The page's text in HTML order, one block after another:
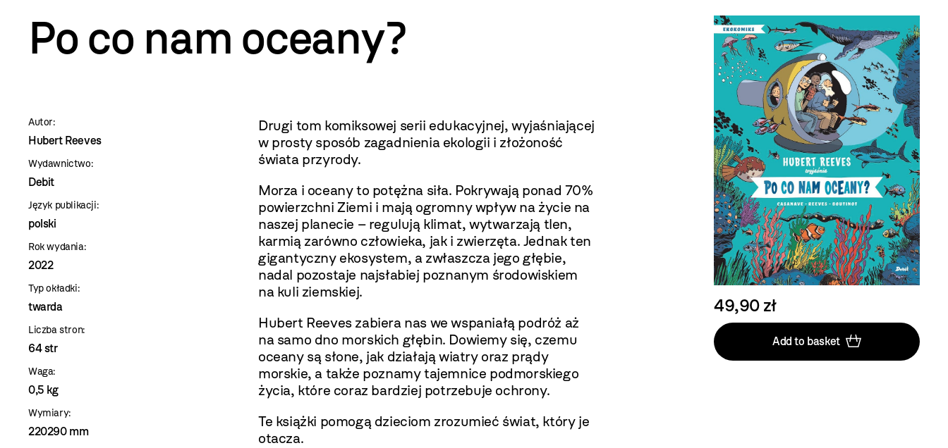
-
szablon
szczegóły
Po co nam oceany?
Autor:
Hubert Reeves
Wydawnictwo:
Debit
Język publikacji:
polski
Rok wydania:
2022
Typ okładki:
twarda
Liczba stron:
64 str
Waga:
0,5 kg
Wymiary:
220290 mm
Drugi tom komiksowej serii edukacyjnej, wyjaśniającej
w prosty sposób zagadnienia ekologii i złożoność
świata przyrody.
Morza i oceany to potężna siła. Pokrywają ponad 70%
powierzchni Ziemi i mają ogromny wpływ na życie na
naszej planecie – regulują klimat, wytwarzają tlen,
karmią zarówno człowieka, jak i zwierzęta. Jednak ten
gigantyczny ekosystem, a zwłaszcza jego głębie,
nadal pozostaje najsłabiej poznanym środowiskiem
na kuli ziemskiej.
Hubert Reeves zabiera nas we wspaniałą podróż aż
na samo dno morskich głębin. Dowiemy się, czemu
oceany są słone, jak działają wiatry oraz prądy
morskie, a także poznamy tajemnice podmorskiego
życia, które coraz bardziej potrzebuje ochrony.
Te książki pomogą dzieciom zrozumieć świat, który je
otacza.
49,90 zł
Add to basket